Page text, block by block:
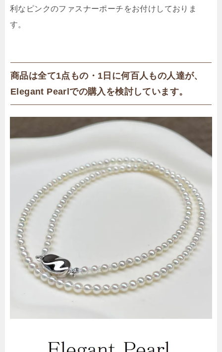
利なピンクのファスナーポーチをお付けしておりま
す。
商品は全て1点もの・1日に何百人もの人達が、
Elegant Pearlでの購入を検討しています。